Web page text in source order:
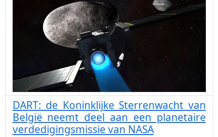
DART: de Koninklijke Sterrenwacht van
België neemt deel aan een planetaire
verdedigingsmissie van NASA